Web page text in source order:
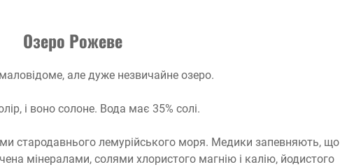
Озеро Рожеве
маловідоме, але дуже незвичайне озеро.
і воно солоне. Вода має 35% солі.
стародавнього лемурійського моря. Медики запевняють, що
мінералами, солями хлористого магнію і калію, йодистого